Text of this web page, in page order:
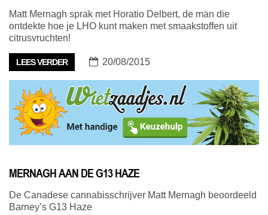
Matt Mernagh sprak met Horatio Delbert, de man die
ontdekte hoe je LHO kunt maken met smaakstoffen uit
citrusvruchten!
LEES VERDER 20/08/2015
MERNAGH AAN DE G13 HAZE
De Canadese cannabisschrijver Matt Mernagh beoordeeld
Barney’s G13 Haze